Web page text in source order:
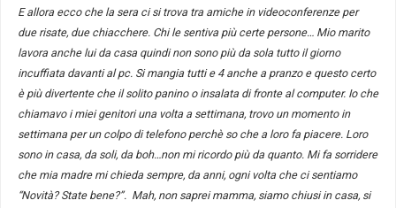
E allora ecco che la sera ci si trova tra amiche in videoconferenze per
due risate, due chiacchere. Chi le sentiva più certe persone… Mio marito
lavora anche lui da casa quindi non sono più da sola tutto il giorno
incuffiata davanti al pc. Si mangia tutti e 4 anche a pranzo e questo certo
è più divertente che il solito panino o insalata di fronte al computer. Io che
chiamavo i miei genitori una volta a settimana, trovo un momento in
settimana per un colpo di telefono perchè so che a loro fa piacere. Loro
sono in casa, da soli, da boh…non mi ricordo più da quanto. Mi fa sorridere
che mia madre mi chieda sempre, da anni, ogni volta che ci sentiamo
“Novità? State bene?”. Mah, non saprei mamma, siamo chiusi in casa, si